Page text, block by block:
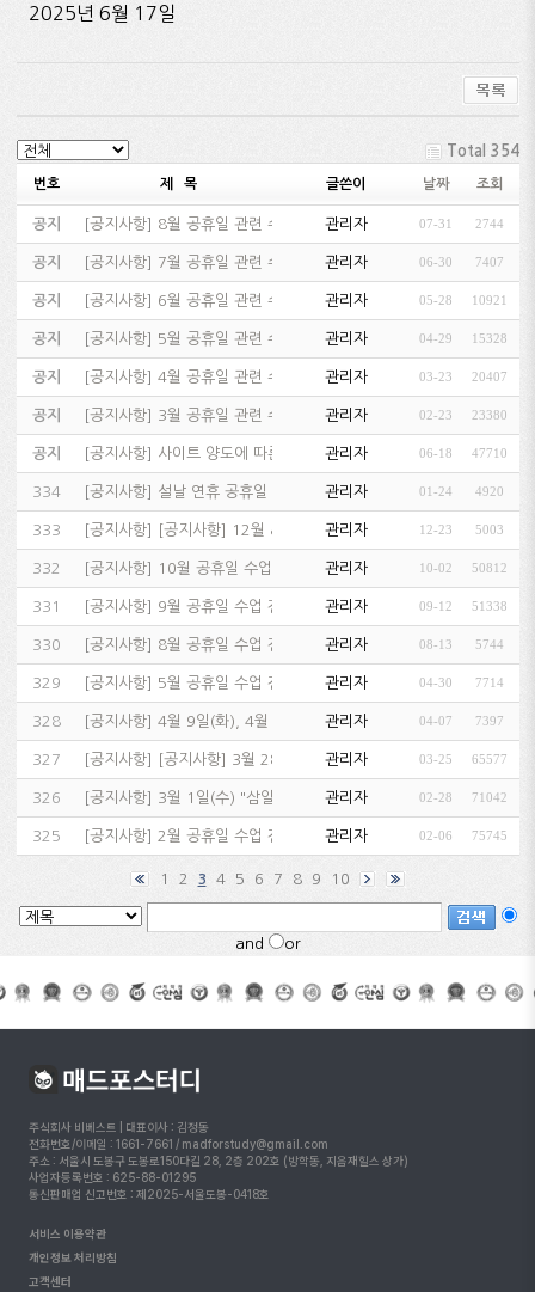
2025년 6월 17일
Total 354
번호 제 목 글쓴이 날짜 조회
공지 [공지사항] 8월 공휴일 관련 수업 및 고객센터 운영 안내…
관리자 07-31 2744
공지 [공지사항] 7월 공휴일 관련 수업 및 고객센터 운영 안내…
관리자 06-30 7407
공지 [공지사항] 6월 공휴일 관련 수업 및 고객센터 운영 안내…
관리자 05-28 10921
공지 [공지사항] 5월 공휴일 관련 수업 및 고객센터 운영 안내…
관리자 04-29 15328
공지 [공지사항] 4월 공휴일 관련 수업 운영 안내…
관리자 03-23 20407
공지 [공지사항] 3월 공휴일 관련 수업 및 고객센터 운영 안내…
관리자 02-23 23380
공지 [공지사항] 사이트 양도에 따른 회원정보 이전 고지…
관리자 06-18 47710
334 [공지사항] 설날 연휴 공휴일 수업 진행 및 휴강 일정 & 고객센터…
관리자 01-24 4920
333 [공지사항] [공지사항] 12월 & 새해 초 공휴일 수업 진행 및 …
관리자 12-23 5003
332 [공지사항] 10월 공휴일 수업 진행 및 휴강 일정 & 고객센터 휴…
관리자 10-02 50812
331 [공지사항] 9월 공휴일 수업 진행 및 휴강 일정 & 고객센터 휴무…
관리자 09-12 51338
330 [공지사항] 8월 공휴일 수업 진행 및 휴강 일정 & 고객센터 휴무…
관리자 08-13 5744
329 [공지사항] 5월 공휴일 수업 진행 및 휴강 일정 & 고객센터 휴무…
관리자 04-30 7714
328 [공지사항] 4월 9일(화), 4월 10일(수) "필리핀 휴일" &…
관리자 04-07 7397
327 [공지사항] [공지사항] 3월 28일(목), 3월 29일(금), 4…
관리자 03-25 65577
326 [공지사항] 3월 1일(수) "삼일절 " 수업 진행 및 휴강 일정 …
관리자 02-28 71042
325 [공지사항] 2월 공휴일 수업 진행 및 휴강 일정 & 고객센터 휴무…
관리자 02-06 75745
1 2 3 4 5 6 7 8 9 10
and or
주식회사 비베스트 | 대표이사 : 김정동
전화번호/이메일 : 1661-7661 / madforstudy@gmail.com
주소 : 서울시 도봉구 도봉로150다길 28, 2층 202호 (방학동, 지음재힐스 상가)
사업자등록번호 : 625-88-01295
통신판매업 신고번호 : 제2025-서울도봉-0418호
서비스 이용약관
개인정보 처리방침
고객센터